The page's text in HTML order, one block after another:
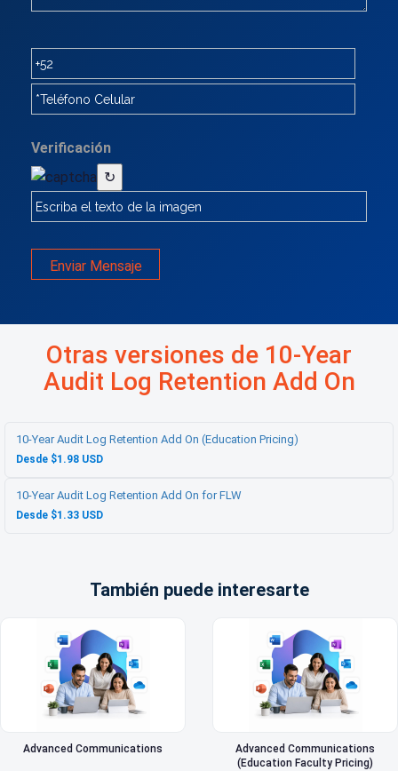
Verificación
↻
Enviar Mensaje
Otras versiones de 10-Year
Audit Log Retention Add On
10-Year Audit Log Retention Add On (Education Pricing)
Desde $1.98 USD
10-Year Audit Log Retention Add On for FLW
Desde $1.33 USD
También puede interesarte
Advanced Communications
Advanced Communications
(Education Faculty Pricing)